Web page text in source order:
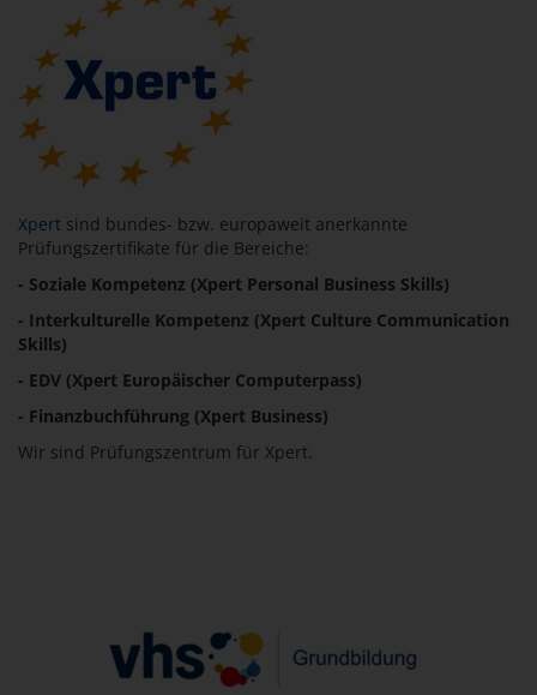
Xpert sind bundes- bzw. europaweit anerkannte
Prüfungszertifikate für die Bereiche:
- Soziale Kompetenz (Xpert Personal Business Skills)
- Interkulturelle Kompetenz (Xpert Culture Communication
Skills)
- EDV (Xpert Europäischer Computerpass)
- Finanzbuchführung (Xpert Business)
Wir sind Prüfungszentrum für Xpert.